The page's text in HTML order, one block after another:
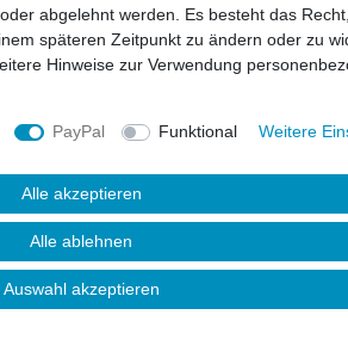
abgelehnt werden. Es besteht das
späteren Zeitpunkt zu ändern oder zu
Hinweise zur Verwendung
PayPal Funktional Weitere
Alle akzeptieren
Alle ablehnen
Auswahl akzeptieren